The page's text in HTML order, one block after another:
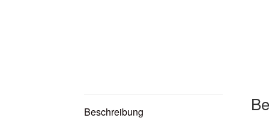
Beschreibung